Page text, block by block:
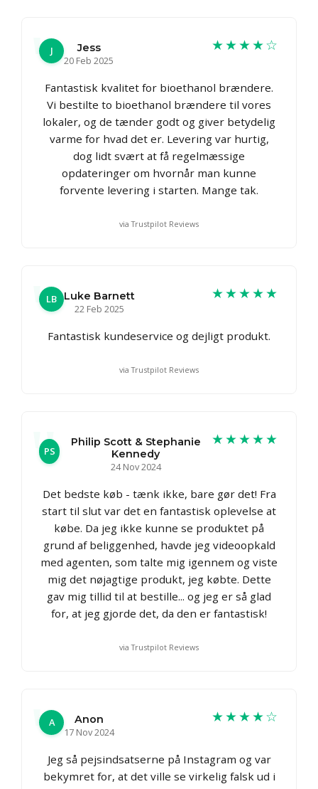
J
Jess
20 Feb 2025
★★★★☆
Fantastisk kvalitet for bioethanol brændere.
Vi bestilte to bioethanol brændere til vores
lokaler, og de tænder godt og giver betydelig
varme for hvad det er. Levering var hurtig,
dog lidt svært at få regelmæssige
opdateringer om hvornår man kunne
forvente levering i starten. Mange tak.
via Trustpilot Reviews
LB
Luke Barnett
22 Feb 2025
★★★★★
Fantastisk kundeservice og dejligt produkt.
via Trustpilot Reviews
PS
Philip Scott & Stephanie
Kennedy
24 Nov 2024
★★★★★
Det bedste køb - tænk ikke, bare gør det! Fra
start til slut var det en fantastisk oplevelse at
købe. Da jeg ikke kunne se produktet på
grund af beliggenhed, havde jeg videoopkald
med agenten, som talte mig igennem og viste
mig det nøjagtige produkt, jeg købte. Dette
gav mig tillid til at bestille... og jeg er så glad
for, at jeg gjorde det, da den er fantastisk!
via Trustpilot Reviews
A
Anon
17 Nov 2024
★★★★☆
Jeg så pejsindsatserne på Instagram og var
bekymret for, at det ville se virkelig falsk ud i